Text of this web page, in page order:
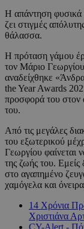
Η απάντηση φυσικά
ζει στιγμές
θάλασσα.
Η πρόταση γάμου
τον Μάριο
αναδείχθηκε
the Year Awards
προσφορά του στον
του.
Από τις μεγάλες
του εξωτερικού
Γεωργίου φαίνεται
της ζωής του.
στο αγαπημένο
χαμόγελα και
14 Χρόνια
Χριστιάνα